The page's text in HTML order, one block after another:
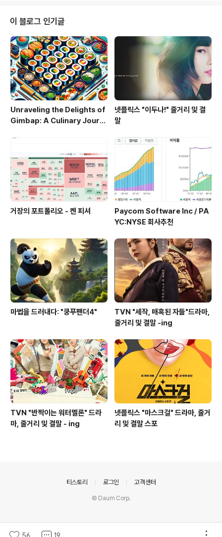
입니다. 거래일 (Trading Day): 주식 시장이 열린 날을 의
미하며, 투자자들이 거래를 할 수 있는 날짜입니다. 거래량
(Trading Volume): 특정 기간 동안 거래된 주식의 총 수
량을 나타냅니다. 배당금 (Dividend): 주식 소유자에게 기
업이 이익의 ..
이 블로그 인기글
Unraveling the Delights of
Gimbap: A Culinary Journ
넷플릭스 "이두나!" 줄거리 및 결
말
거장의 포트폴리오 - 켄 피셔
Paycom Software Inc / PA
YC:NYSE 회사추천
마법을 드러내다: "쿵푸팬더4"
TVN "세작, 매혹된 자들"드라마,
줄거리 및 결말 -ing
TVN "반짝이는 워터멜론" 드라
마, 줄거리 및 결말 - ing
넷플릭스 "마스크걸" 드라마, 줄거
리 및 결말 스포
티스토리 로그인 고객센터
© Daum Corp.